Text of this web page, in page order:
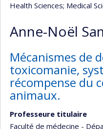
Health Sciences; Medical
Anne-Noël
Mécanismes de
toxicomanie,
récompense du
animaux.
Professeure titulaire
Faculté de médecine -